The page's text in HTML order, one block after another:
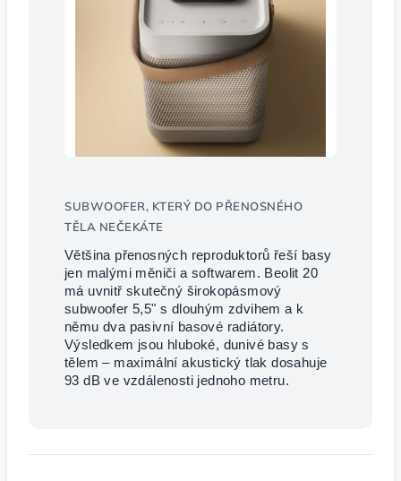
SUBWOOFER, KTERÝ DO PŘENOSNÉHO
TĚLA NEČEKÁTE
Většina přenosných reproduktorů řeší basy
jen malými měniči a softwarem. Beolit 20
má uvnitř skutečný širokopásmový
subwoofer 5,5" s dlouhým zdvihem a k
němu dva pasivní basové radiátory.
Výsledkem jsou hluboké, dunivé basy s
tělem – maximální akustický tlak dosahuje
93 dB ve vzdálenosti jednoho metru.